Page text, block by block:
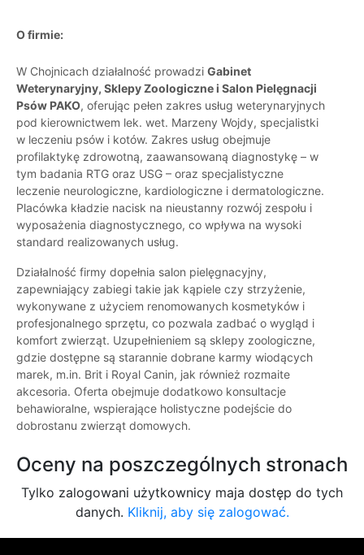
O firmie:
W Chojnicach działalność prowadzi Gabinet
Weterynaryjny, Sklepy Zoologiczne i Salon Pielęgnacji
Psów PAKO, oferując pełen zakres usług weterynaryjnych
pod kierownictwem lek. wet. Marzeny Wojdy, specjalistki
w leczeniu psów i kotów. Zakres usług obejmuje
profilaktykę zdrowotną, zaawansowaną diagnostykę – w
tym badania RTG oraz USG – oraz specjalistyczne
leczenie neurologiczne, kardiologiczne i dermatologiczne.
Placówka kładzie nacisk na nieustanny rozwój zespołu i
wyposażenia diagnostycznego, co wpływa na wysoki
standard realizowanych usług.
Działalność firmy dopełnia salon pielęgnacyjny,
zapewniający zabiegi takie jak kąpiele czy strzyżenie,
wykonywane z użyciem renomowanych kosmetyków i
profesjonalnego sprzętu, co pozwala zadbać o wygląd i
komfort zwierząt. Uzupełnieniem są sklepy zoologiczne,
gdzie dostępne są starannie dobrane karmy wiodących
marek, m.in. Brit i Royal Canin, jak również rozmaite
akcesoria. Oferta obejmuje dodatkowo konsultacje
behawioralne, wspierające holistyczne podejście do
dobrostanu zwierząt domowych.
Oceny na poszczególnych stronach
Tylko zalogowani użytkownicy maja dostęp do tych
danych. Kliknij, aby się zalogować.